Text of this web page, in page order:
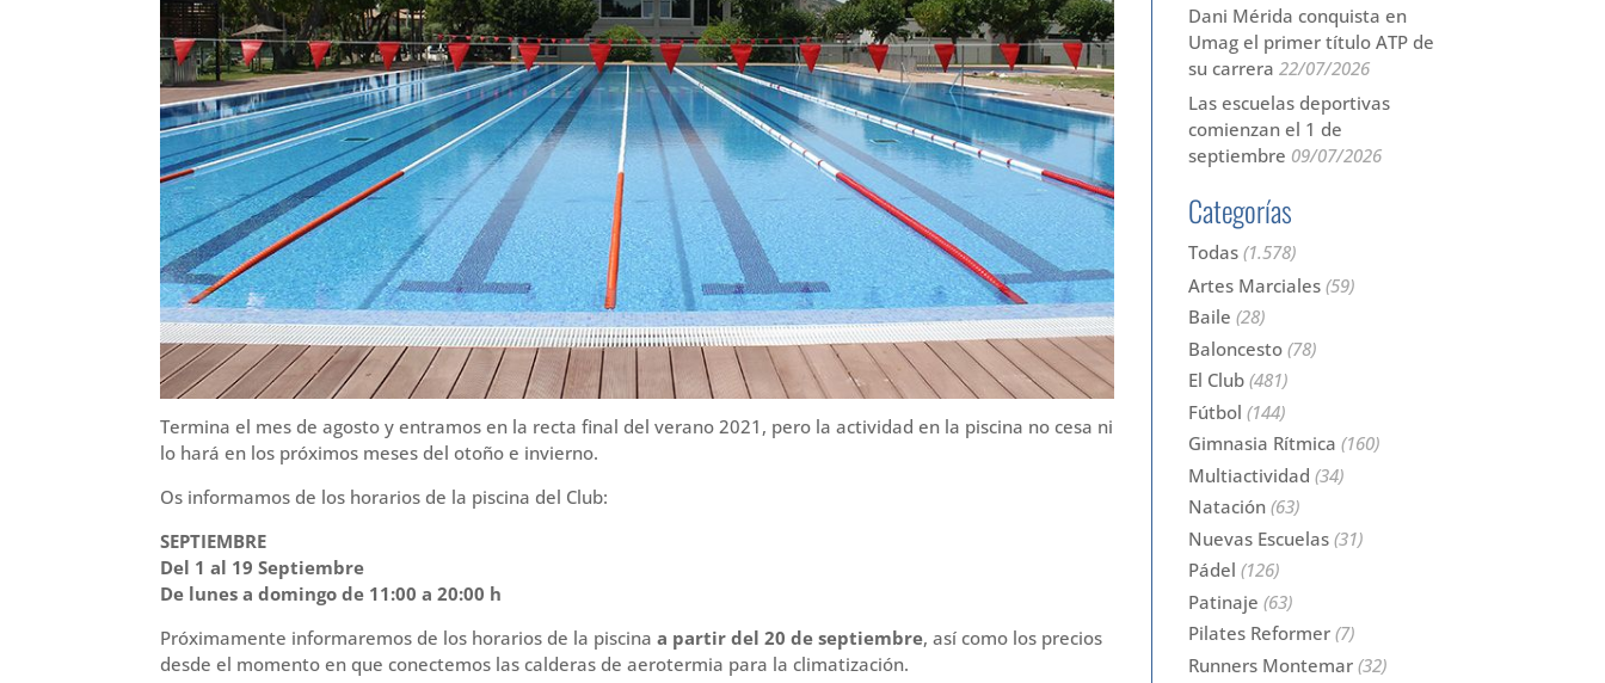
Termina el mes de agosto y entramos en la recta final del verano 2021, pero la actividad en la piscina no cesa ni
lo hará en los próximos meses del otoño e invierno.
Os informamos de los horarios de la piscina del Club:
SEPTIEMBRE
Del 1 al 19 Septiembre
De lunes a domingo de 11:00 a 20:00 h
Próximamente informaremos de los horarios de la piscinaa partir del 20 de septiembre, así como los precios
desde el momento en que conectemos las calderas de aerotermia para la climatización.
Dani Mérida conquista en
Umag el primer título ATP de
su carrera 22/07/2026
Las escuelas deportivas
comienzan el 1 de
septiembre 09/07/2026
Categorías
Todas(1.578)
Artes Marciales(59)
Baile (28)
Baloncesto(78)
El Club(481)
Fútbol (144)
Gimnasia Rítmica (160)
Multiactividad (34)
Natación(63)
Nuevas Escuelas(31)
Pádel (126)
Patinaje (63)
Pilates Reformer(7)
Runners Montemar(32)